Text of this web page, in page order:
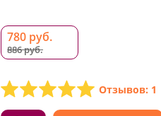
780 руб.
886 руб.
Отзывов: 1